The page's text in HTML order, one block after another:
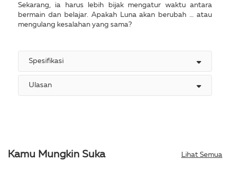
Sekarang, ia harus lebih bijak mengatur waktu antara
bermain dan belajar. Apakah Luna akan berubah … atau
mengulang kesalahan yang sama?
Spesifikasi
Ulasan
Kamu Mungkin Suka Lihat Semua